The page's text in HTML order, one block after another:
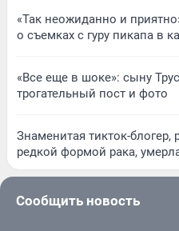
«Так неожиданно и
о съемках с гуру пикапа в
«Все еще в шоке»: сыну
трогательный пост и фото
Знаменитая тикток-
редкой формой рака,
Сообщить новость